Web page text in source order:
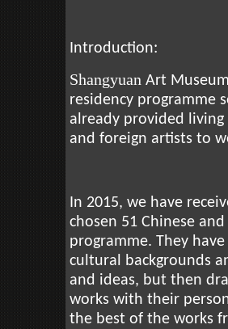
Introduction:
Shangyuan Art
residency programme
already provided
and foreign artists to
In 2015, we have
chosen 51 Chinese
programme. They
cultural backgrounds
and ideas, but then
works with their
the best of the works